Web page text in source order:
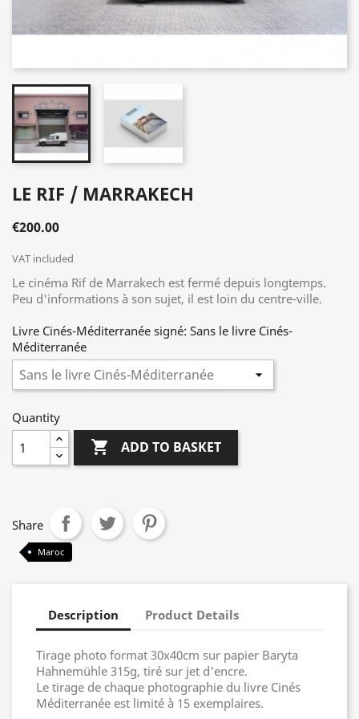
LE RIF / MARRAKECH
€200.00
VAT included
Le cinéma Rif de Marrakech est fermé depuis longtemps.
Peu d'informations à son sujet, il est loin du centre-ville.
Livre Cinés-Méditerranée signé: Sans le livre Cinés-
Méditerranée
Quantity
 ADD TO BASKET
Share
Maroc
Description Product Details
Tirage photo format 30x40cm sur papier Baryta
Hahnemühle 315g, tiré sur jet d'encre.
Le tirage de chaque photographie du livre Cinés
Méditerranée est limité à 15 exemplaires.